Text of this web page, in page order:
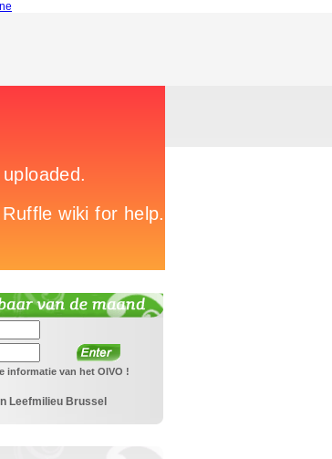
informatie van het OIVO !
Leefmilieu Brussel